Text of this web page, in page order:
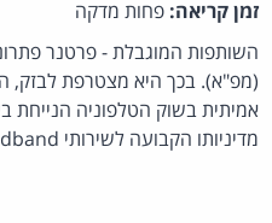
זמן קריאה: פחות מדקה
השותפות המוגבלת - פרטנר
אמיתית בשוק הטלפוניה
מדיניותו הקבועה לשירותי Voice Over Broadband. מקור: